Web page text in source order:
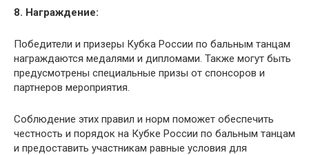
8. Награждение:
Победители и призеры Кубка России по бальным танцам
награждаются медалями и дипломами. Также могут быть
предусмотрены специальные призы от спонсоров и
партнеров мероприятия.
Соблюдение этих правил и норм поможет обеспечить
честность и порядок на Кубке России по бальным танцам
и предоставить участникам равные условия для